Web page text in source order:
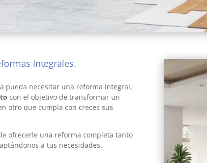
Integrales.
pueda necesitar una reforma integral,
con el objetivo de transformar un
otro que cumpla con creces sus
ofrecerle una reforma completa tanto
a tus necesidades.